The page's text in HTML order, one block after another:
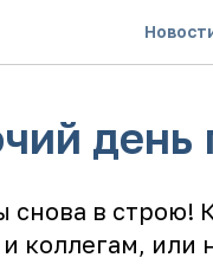
день
снова в
коллегам,